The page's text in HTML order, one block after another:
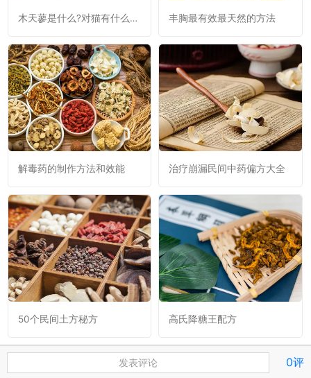
木天蓼是什么?对猫有什么作
丰胸最有效最天然的方法
解毒药的制作方法和效能 治疗崩漏民间中药偏方大全
50个民间土方秘方 高氏降糖王配方
发表评论 0评